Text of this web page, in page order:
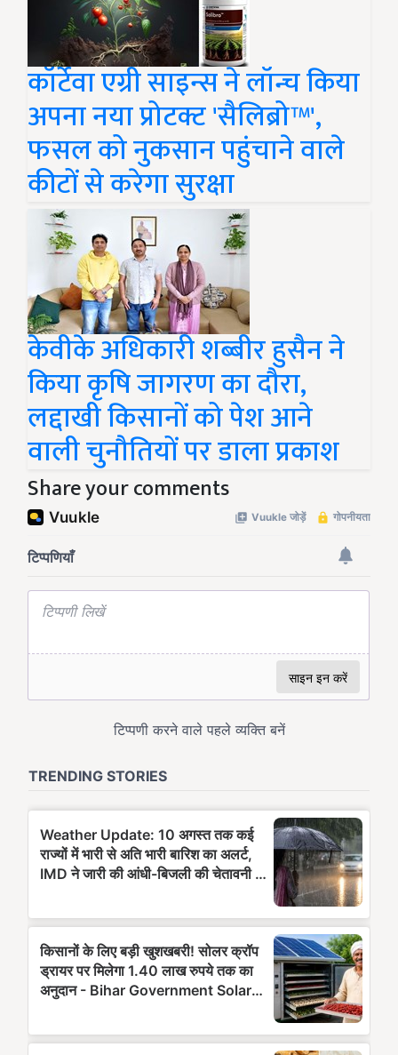
कॉर्टेवा एग्री साइन्स ने लॉन्च किया
अपना नया प्रोटक्ट 'सैलिब्रो™',
फसल को नुकसान पहुंचाने वाले
कीटों से करेगा सुरक्षा
केवीके अधिकारी शब्बीर हुसैन ने
किया कृषि जागरण का दौरा,
लद्दाखी किसानों को पेश आने
वाली चुनौतियों पर डाला प्रकाश
Share your comments